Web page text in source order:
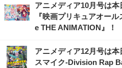
アニメディア10月号は
『映画プリキュアオー
e THE ANIMATION』！
アニメディア12月号は
スマイク-Division Rap